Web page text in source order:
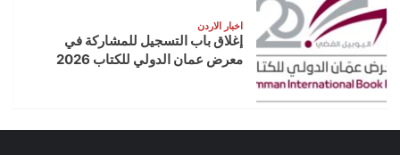
اخبار الاردن
إغلاق باب التسجيل للمشاركة في
معرض عمان الدولي للكتاب 2026